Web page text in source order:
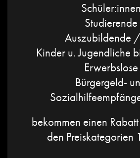
Schüler:innen
Studierende
Auszubildende /
Kinder u. Jugendliche
Erwerbslose
Bürgergeld-
bekommen einen
den Preiskategorien